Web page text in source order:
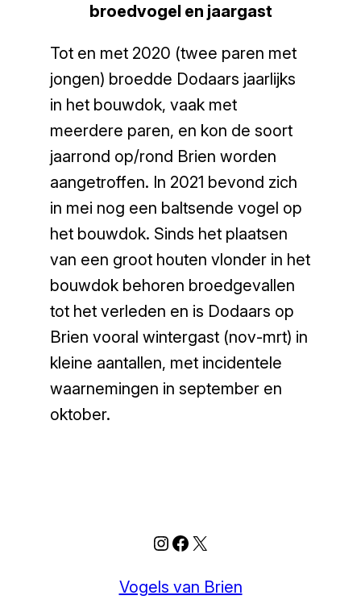
broedvogel en jaargast
Tot en met 2020 (twee paren met
jongen) broedde Dodaars jaarlijks
in het bouwdok, vaak met
meerdere paren, en kon de soort
jaarrond op/rond Brien worden
aangetroffen. In 2021 bevond zich
in mei nog een baltsende vogel op
het bouwdok. Sinds het plaatsen
van een groot houten vlonder in het
bouwdok behoren broedgevallen
tot het verleden en is Dodaars op
Brien vooral wintergast (nov-mrt) in
kleine aantallen, met incidentele
waarnemingen in september en
oktober.
Instagram
Facebook
X
Vogels van Brien